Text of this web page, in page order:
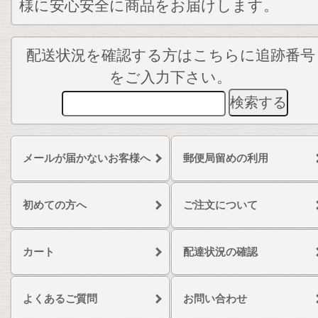
様に安心安全に商品をお届けします。
配送状況を確認する方はこちらに追跡番号
をご入力下さい。
メールが届かないお客様へ 郵便局留めの利用
初めての方へ ご注文について
カート 配達状況の確認
よくあるご質問 お問い合わせ